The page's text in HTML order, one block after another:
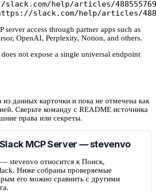
help/articles/
slack.com/help/articles/
server access through partner apps such as
OpenAI, Perplexity, Notion, and others.
not expose a single universal endpoint
данных карточки и пока не отмечена как
Сверьте команду с README источника
права или секреты.
MCP Server — stevenvo
stevenvo относится к Поиск,
Ниже собраны проверяемые
его можно сравнить с другими